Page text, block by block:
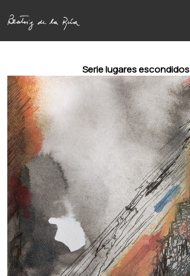
Home
Portfolio
Texts
Bio
Books
News
Serie lugares escondidos